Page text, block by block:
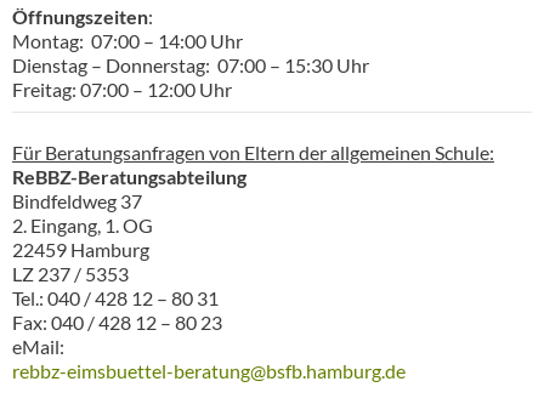
Öffnungszeiten:
Montag: 07:00 – 14:00 Uhr
Dienstag – Donnerstag: 07:00 – 15:30 Uhr
Freitag: 07:00 – 12:00 Uhr
Für Beratungsanfragen von Eltern der allgemeinen Schule:
ReBBZ-Beratungsabteilung
Bindfeldweg 37
2. Eingang, 1. OG
22459 Hamburg
LZ 237 / 5353
Tel.: 040 / 428 12 – 80 31
Fax: 040 / 428 12 – 80 23
eMail:
rebbz-eimsbuettel-beratung@bsfb.hamburg.de